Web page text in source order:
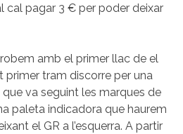
cal pagar 3 € per poder deixar
amb el primer llac de el
primer tram discorre per una
va seguint les marques de
paleta indicadora que haurem
el GR a l’esquerra. A partir